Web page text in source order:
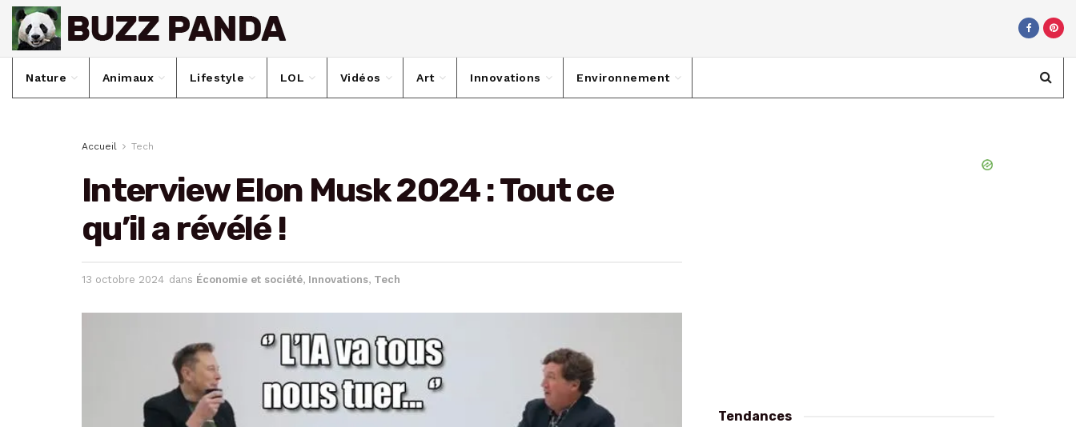
Nature Animaux Lifestyle LOL Vidéos Art Innovations Environnement
Accueil Tech
Interview Elon Musk 2024 : Tout ce
qu’il a révélé !
13 octobre 2024 dans Économie et société, Innovations, Tech
Tendances